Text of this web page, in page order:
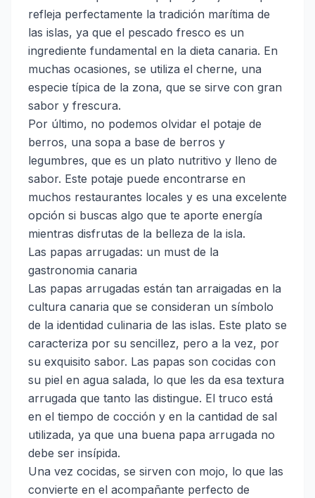
refleja perfectamente la tradición marítima de
las islas, ya que el pescado fresco es un
ingrediente fundamental en la dieta canaria. En
muchas ocasiones, se utiliza el cherne, una
especie típica de la zona, que se sirve con gran
sabor y frescura.
Por último, no podemos olvidar el potaje de
berros, una sopa a base de berros y
legumbres, que es un plato nutritivo y lleno de
sabor. Este potaje puede encontrarse en
muchos restaurantes locales y es una excelente
opción si buscas algo que te aporte energía
mientras disfrutas de la belleza de la isla.
Las papas arrugadas: un must de la
gastronomia canaria
Las papas arrugadas están tan arraigadas en la
cultura canaria que se consideran un símbolo
de la identidad culinaria de las islas. Este plato se
caracteriza por su sencillez, pero a la vez, por
su exquisito sabor. Las papas son cocidas con
su piel en agua salada, lo que les da esa textura
arrugada que tanto las distingue. El truco está
en el tiempo de cocción y en la cantidad de sal
utilizada, ya que una buena papa arrugada no
debe ser insípida.
Una vez cocidas, se sirven con mojo, lo que las
convierte en el acompañante perfecto de